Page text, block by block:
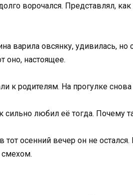
ворочался. Представлял,
варила овсянку, удивилась,
оно, настоящее.
к родителям. На прогулке
сильно любил её тогда. Почему
тот осенний вечер он не